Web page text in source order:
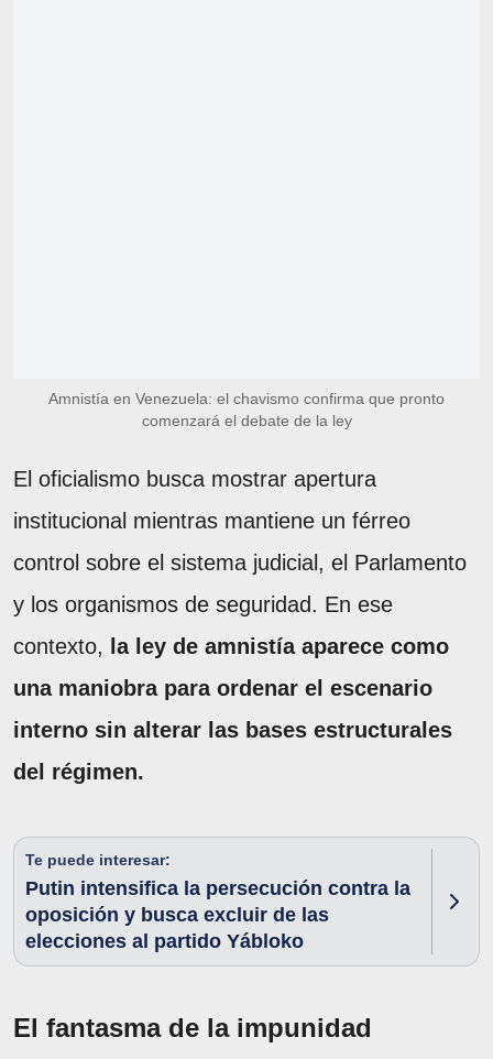
Amnistía en Venezuela: el chavismo confirma que pronto
comenzará el debate de la ley
El oficialismo busca mostrar apertura
institucional mientras mantiene un férreo
control sobre el sistema judicial, el Parlamento
y los organismos de seguridad. En ese
contexto, la ley de amnistía aparece como
una maniobra para ordenar el escenario
interno sin alterar las bases estructurales
del régimen.
Te puede interesar:
Putin intensifica la persecución contra la
oposición y busca excluir de las
elecciones al partido Yábloko
El fantasma de la impunidad